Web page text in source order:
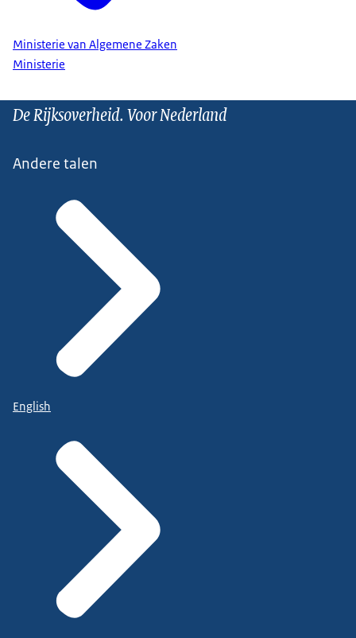
Ministerie van Algemene Zaken
Ministerie
De Rijksoverheid. Voor Nederland
Andere talen
English